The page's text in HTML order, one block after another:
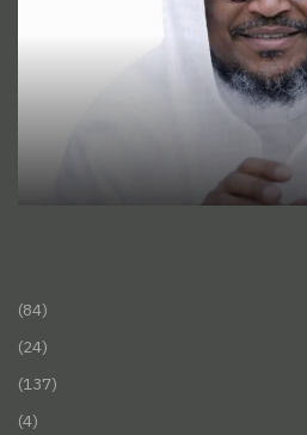
(84)
(24)
(137)
(4)